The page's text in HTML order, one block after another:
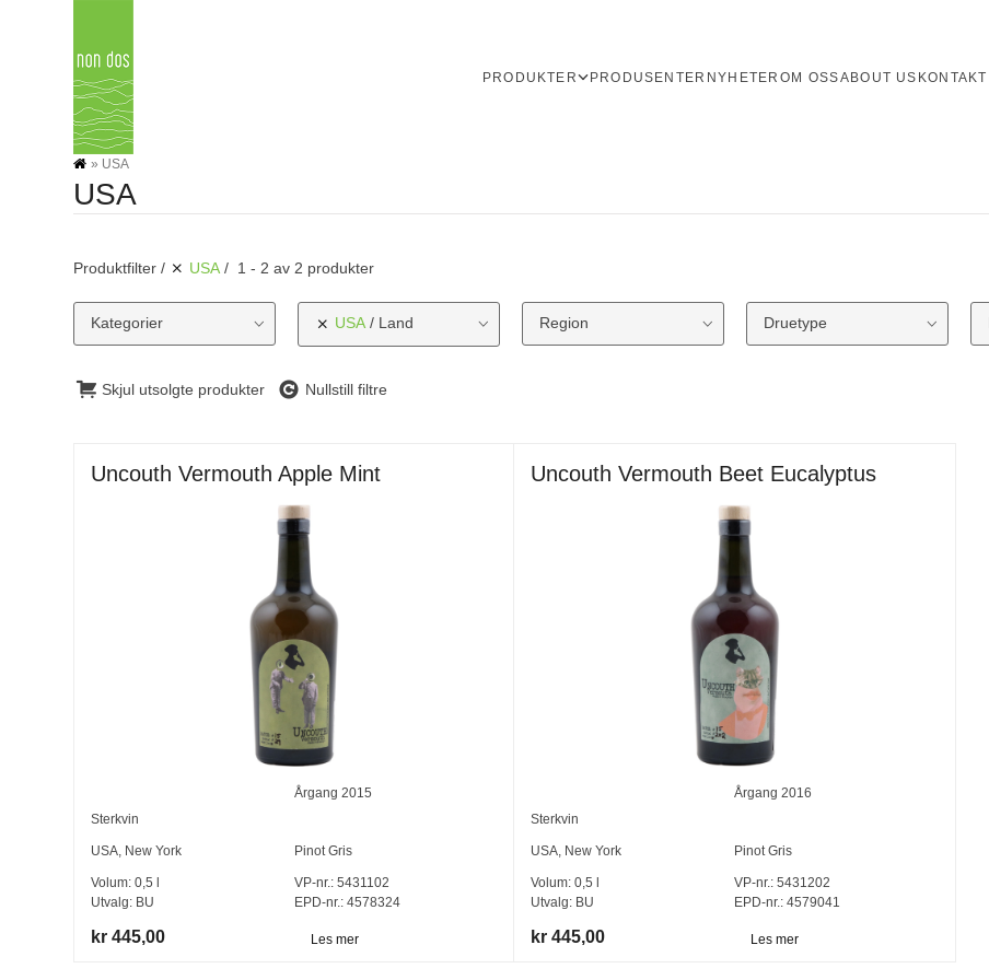
PRODUKTER PRODUSENTER NYHETER OM OSSABOUT US KONTAKT
» USA
USA
Produktfilter USA 1 - 2 av 2 produkter
Kategorier USA Land Region Druetype
Skjul utsolgte produkter Nullstill filtre
Uncouth Vermouth Apple Mint
Årgang 2015
Sterkvin
USA, New York Pinot Gris
Volum:0,5
Utvalg: BU
VP-nr.:5431102
EPD-nr.: 4578324
kr 445,00 Les mer
Uncouth Vermouth Beet Eucalyptus
Årgang2016
Sterkvin
USA, New York Pinot Gris
Volum:0,5
Utvalg: BU
VP-nr.: 5431202
EPD-nr.: 4579041
kr 445,00 Les mer